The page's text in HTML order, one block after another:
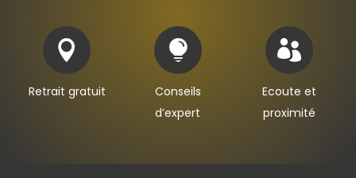

Retrait gratuit

Conseils
d’expert

Ecoute et
proximité